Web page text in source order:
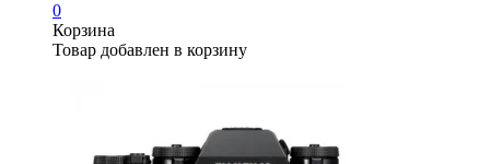
0
Корзина
Товар добавлен в корзину